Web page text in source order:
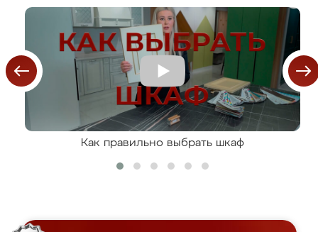
Как правильно выбрать шкаф